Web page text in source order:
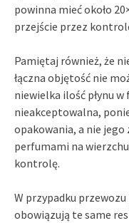
powinna mieć około
przejście przez
Pamiętaj również, że
łączna objętość nie
niewielka ilość płynu
nieakceptowalna,
opakowania, a nie
perfumami na
kontrolę.
W przypadku
obowiązują te same